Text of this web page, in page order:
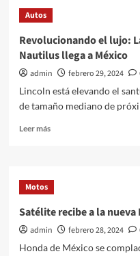
los
Car
Awards
2024
nuevo
de
FIAT
Autos
Revolucionando el lujo:
Nautilus llega a México
admin febrero 29, 2024
Lincoln está elevando el
de tamaño mediano de
Leer másLeer
el
totalmente
Nueva
Lincoln
Motos
Satélite recibe a la nueva
admin febrero 28, 2024
Honda de México se